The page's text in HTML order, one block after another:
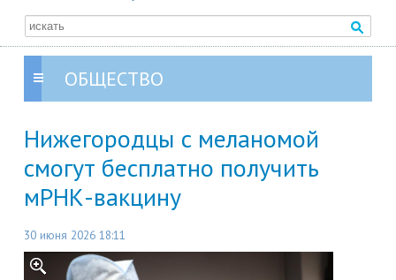
ОБЩЕСТВО
Нижегородцы с меланомой
смогут бесплатно получить
мРНК-вакцину
30 июня 2026 18:11